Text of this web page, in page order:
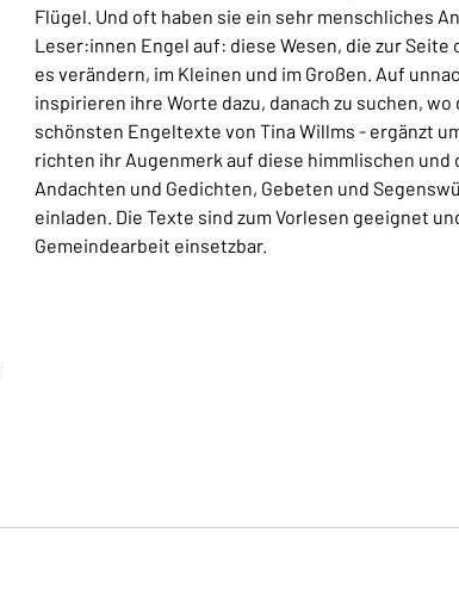
Flügel. Und oft haben sie ein sehr menschliches
Leser:innen Engel auf: diese Wesen, die zur
es verändern, im Kleinen und im Großen. Auf
inspirieren ihre Worte dazu, danach zu suchen,
schönsten Engeltexte von Tina Willms - ergänzt
richten ihr Augenmerk auf diese himmlischen und
Andachten und Gedichten, Gebeten und
einladen. Die Texte sind zum Vorlesen geeignet
Gemeindearbeit einsetzbar.